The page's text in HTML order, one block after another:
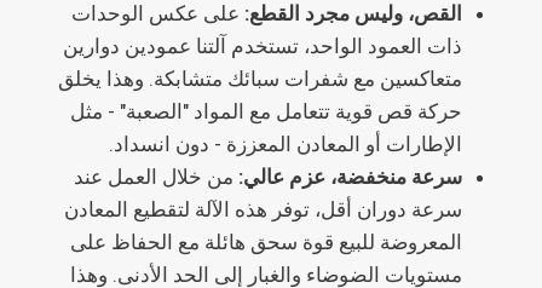
القص، وليس مجرد القطع: على عكس الوحدات
ذات العمود الواحد، تستخدم آلتنا عمودين دوارين
متعاكسين مع شفرات سبائك متشابكة. وهذا يخلق
حركة قص قوية تتعامل مع المواد "الصعبة" - مثل
الإطارات أو المعادن المعززة - دون انسداد.
سرعة منخفضة، عزم عالي: من خلال العمل عند
سرعة دوران أقل، توفر هذه الآلة لتقطيع المعادن
المعروضة للبيع قوة سحق هائلة مع الحفاظ على
مستويات الضوضاء والغبار إلى الحد الأدنى. وهذا